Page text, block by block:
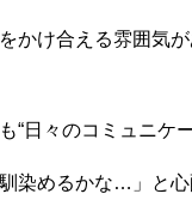
かけ合える雰囲気が
“日々のコミュニケ
染めるかな…」と心